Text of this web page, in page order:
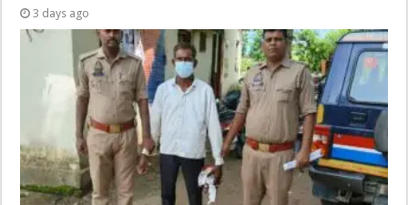
3 days ago